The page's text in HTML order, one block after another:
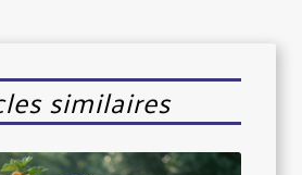
similaires